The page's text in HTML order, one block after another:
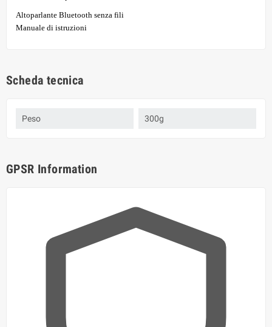
Altoparlante Bluetooth senza fili
Manuale di istruzioni
Scheda tecnica
Peso 300g
GPSR Information